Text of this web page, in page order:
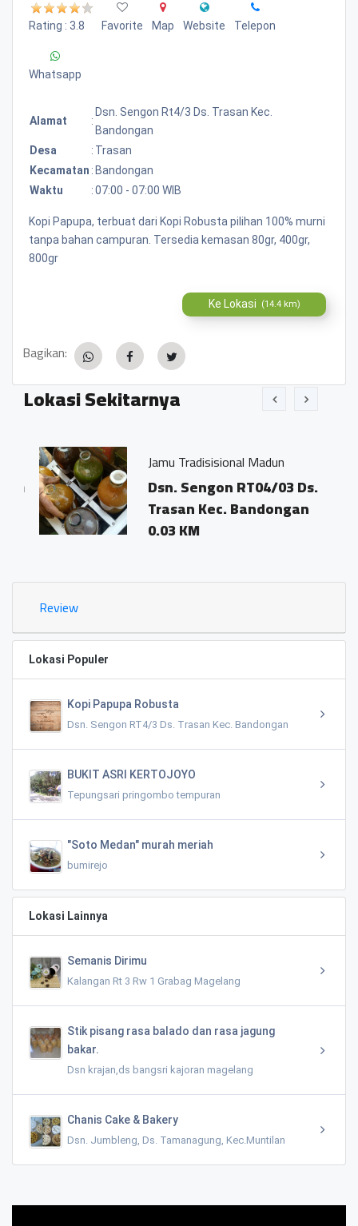
Rating : 3.8 Favorite Map Website Telepon
Whatsapp
Alamat :
Dsn. Sengon Rt4/3 Ds. Trasan Kec.
Bandongan
Desa
: Trasan
Kecamatan : Bandongan
Waktu
:07:00 - 07:00 WIB
Kopi Papupa, terbuat dari Kopi Robusta pilihan 100% murni
tanpa bahan campuran. Tersedia kemasan 80gr, 400gr,
800gr
Ke Lokasi (14.4 km)
Bagikan:
Lokasi Sekitarnya
Jamu Tradisisional Madun
Dsn. Sengon RT04/03 Ds.
Trasan Kec. Bandongan
0.03 KM
Review
Lokasi Populer
Kopi Papupa Robusta
Dsn. Sengon RT4/3 Ds. Trasan Kec. Bandongan
BUKIT ASRI KERTOJOYO
Tepungsari pringombo tempuran
"Soto Medan" murah meriah
bumirejo
Lokasi Lainnya
Semanis Dirimu
Kalangan Rt 3 Rw 1 Grabag Magelang
Stik pisang rasa balado dan rasa jagung
bakar.
Dsn krajan,ds bangsri kajoran magelang
Chanis Cake & Bakery
Dsn. Jumbleng, Ds. Tamanagung, Kec.Muntilan